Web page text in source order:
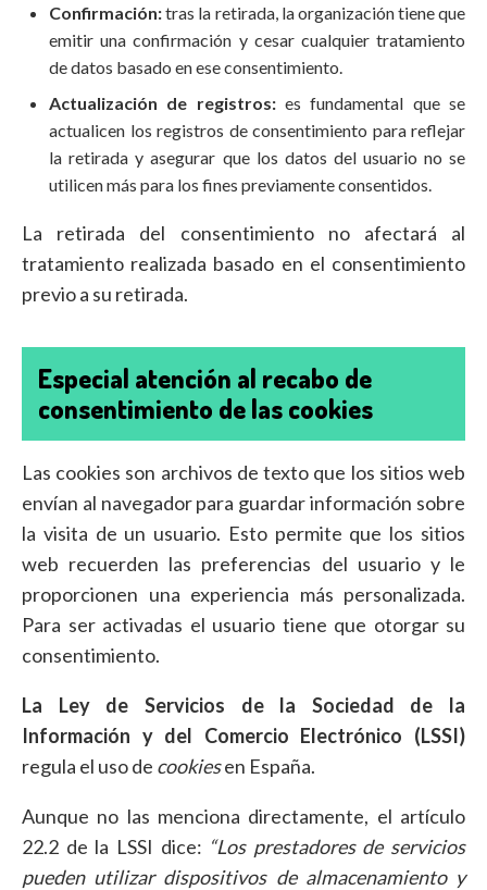
Confirmación:tras la retirada, la organización tiene que
emitir una confirmación y cesar cualquier tratamiento
de datos basado en ese consentimiento.
Actualización de registros:es fundamental que se
actualicen los registros de consentimiento para reflejar
la retirada y asegurar que los datos del usuario no se
utilicen más para los fines previamente consentidos.
La retirada del consentimiento no afectará al
tratamiento realizada basado en el consentimiento
previo a su retirada.
Especial atención al recabo de
consentimiento de las cookies
Las cookies son archivos de texto que los sitios web
envían al navegador para guardar información sobre
la visita de un usuario. Esto permite que los sitios
web recuerden las preferencias del usuario y le
proporcionen una experiencia más personalizada.
Para ser activadas el usuario tiene que otorgar su
consentimiento.
La Ley de Servicios de la Sociedad de la
Información y del Comercio Electrónico (LSSI)
regula el uso de cookiesen España.
Aunque no las menciona directamente, el artículo
22.2 de la LSSI dice: “Los prestadores de servicios
pueden utilizar dispositivos de almacenamiento y